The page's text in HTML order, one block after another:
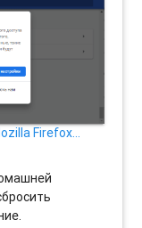
Firefox…